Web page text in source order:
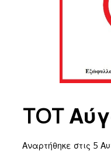
TOT
Αναρτήθηκε στις 5